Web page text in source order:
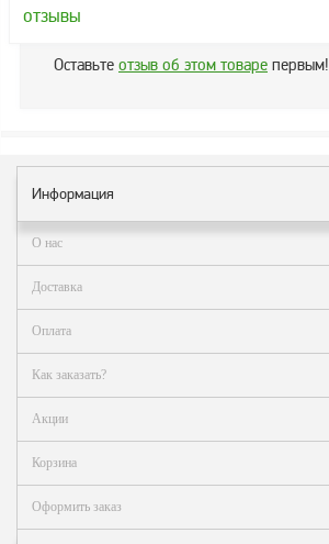
отзывы
Оставьте отзыв об этом товаре первым!
Информация
О нас
Доставка
Оплата
Как заказать?
Акции
Корзина
Оформить заказ